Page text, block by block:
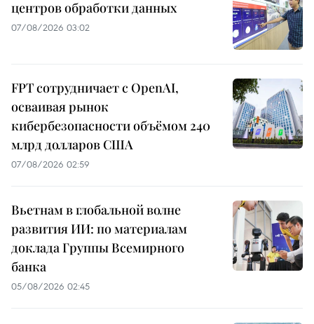
центров обработки данных
07/08/2026 03:02
FPT сотрудничает с OpenAI,
осваивая рынок
кибербезопасности объёмом 240
млрд долларов США
07/08/2026 02:59
Вьетнам в глобальной волне
развития ИИ: по материалам
доклада Группы Всемирного
банка
05/08/2026 02:45